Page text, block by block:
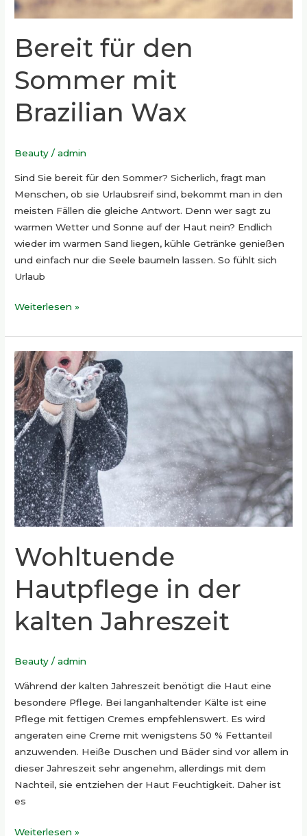
Bereit für den
Sommer mit
Brazilian Wax
Beauty /admin
Sind Sie bereit für den Sommer? Sicherlich, fragt man
Menschen, ob sie Urlaubsreif sind, bekommt man in den
meisten Fällen die gleiche Antwort. Denn wer sagt zu
warmen Wetter und Sonne auf der Haut nein? Endlich
wieder im warmen Sand liegen, kühle Getränke genießen
und einfach nur die Seele baumeln lassen. So fühlt sich
Urlaub
Weiterlesen »
Wohltuende
Hautpflege in der
kalten Jahreszeit
Beauty /admin
Während der kalten Jahreszeit benötigt die Haut eine
besondere Pflege. Bei langanhaltender Kälte ist eine
Pflege mit fettigen Cremes empfehlenswert. Es wird
angeraten eine Creme mit wenigstens 50 % Fettanteil
anzuwenden. Heiße Duschen und Bäder sind vor allem in
dieser Jahreszeit sehr angenehm, allerdings mit dem
Nachteil, sie entziehen der Haut Feuchtigkeit. Daher ist
es
Wohltuende
Hautpflege
in
der
kalten
Jahreszeit
Weiterlesen »